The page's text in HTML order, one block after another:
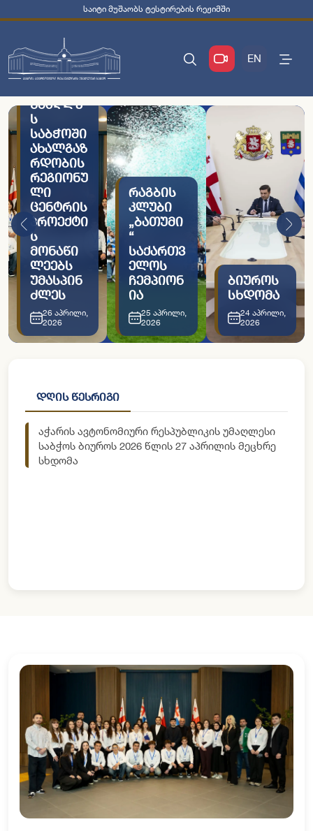
საიტი მუშაობს ტესტირების რეჟიმში
EN
უმაღლე
ს
საბჭოში
ახალგაზ
რდობის
რეგიონუ
ლი
ცენტრის
პროექტი
ს
მონაწი
ლეებს
უმასპინ
ძლეს
26 აპრილი,
2026
რაგბის
კლუბი
„ბათუმი
“
საქართვ
ელოს
ჩემპიონ
ია
25 აპრილი,
2026
ბიუროს
სხდომა
24 აპრილი,
2026
დღის წესრიგი
აჭარის ავტონომიური რესპუბლიკის უმაღლესი
საბჭოს ბიუროს 2026 წლის 27 აპრილის მეცხრე
სხდომა